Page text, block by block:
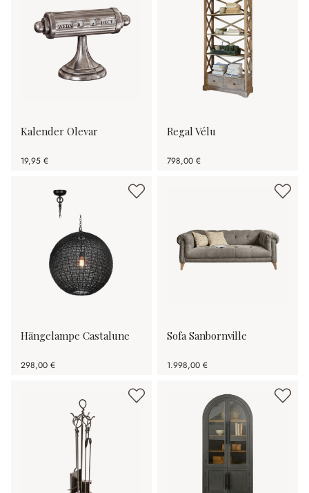
Kalender Olevar
19,95 €
Regal Vélu
798,00 €
Hängelampe Castalune
298,00 €
Sofa Sanbornville
1.998,00 €